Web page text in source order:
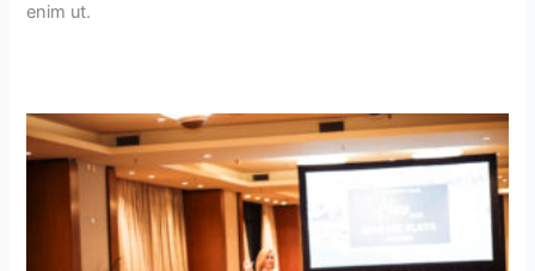
enim ut.